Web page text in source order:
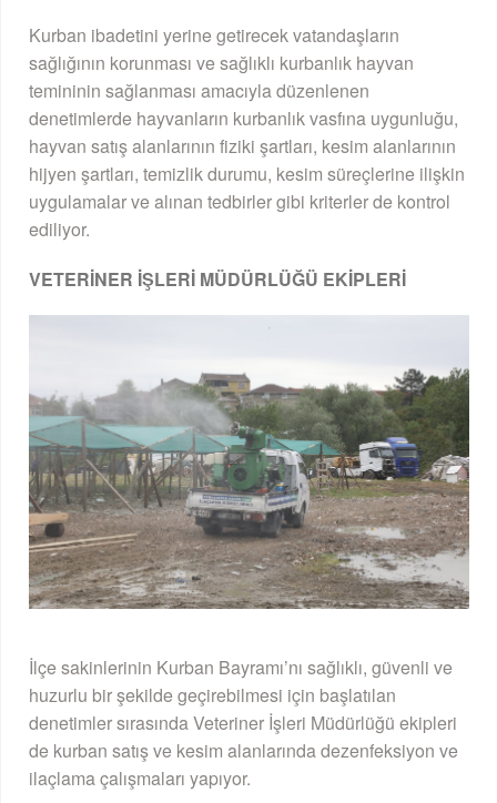
Kurban ibadetini yerine getirecek vatandaşların
sağlığının korunması ve sağlıklı kurbanlık hayvan
temininin sağlanması amacıyla düzenlenen
denetimlerde hayvanların kurbanlık vasfına uygunluğu,
hayvan satış alanlarının fiziki şartları, kesim alanlarının
hijyen şartları, temizlik durumu, kesim süreçlerine ilişkin
uygulamalar ve alınan tedbirler gibi kriterler de kontrol
ediliyor.
VETERİNER İŞLERİ MÜDÜRLÜĞÜ EKİPLERİ
İlçe sakinlerinin Kurban Bayramı’nı sağlıklı, güvenli ve
huzurlu bir şekilde geçirebilmesi için başlatılan
denetimler sırasında Veteriner İşleri Müdürlüğü ekipleri
de kurban satış ve kesim alanlarında dezenfeksiyon ve
ilaçlama çalışmaları yapıyor.